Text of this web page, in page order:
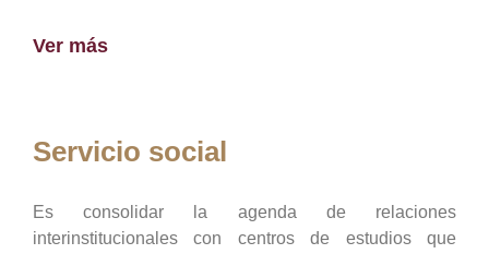
Ver más
Servicio social
Es consolidar la agenda de relaciones
interinstitucionales con centros de estudios que